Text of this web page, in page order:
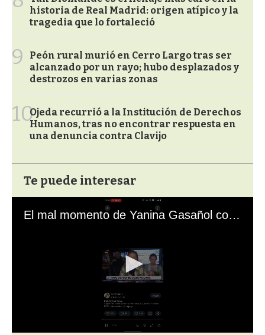
historia de Real Madrid: origen atípico y la
tragedia que lo fortaleció
9
Peón rural murió en Cerro Largo tras ser
alcanzado por un rayo; hubo desplazados y
destrozos en varias zonas
10Ojeda recurrió a la Institución de Derechos
Humanos, tras no encontrar respuesta en
una denuncia contra Clavijo
Te puede interesar
El mal momento de Yanina Gasañol con un hincha argentino en "Subrayado"